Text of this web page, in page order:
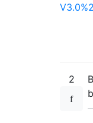
2